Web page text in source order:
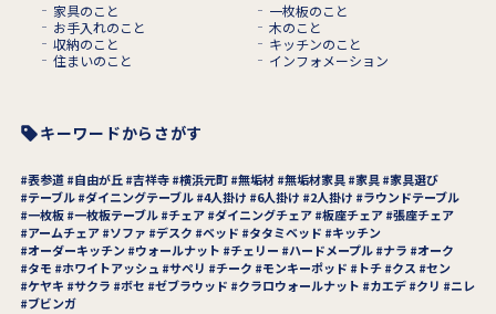
家具のこと
一枚板のこと
お手入れのこと
木のこと
収納のこと
キッチンのこと
住まいのこと
インフォメーション
キーワードからさがす
表参道 自由が丘 吉祥寺 横浜元町 無垢材 無垢材家具 家具
家具選び
テーブル ダイニングテーブル 4人掛け 6人掛け 2人掛け
ラウンドテーブル
一枚板 一枚板テーブル チェア ダイニングチェア 板座チェア 張座チェア
アームチェア
ソファ デスク ベッド タタミベッド
キッチン
オーダーキッチン
ウォールナット チェリー ハードメープル ナラ
オーク
タモ
ホワイトアッシュ サペリ チーク モンキーポッド トチ クス
セン
ケヤキ
サクラ ボセ ゼブラウッド クラロウォールナット カエデ クリ
ニレ
ブビンガ